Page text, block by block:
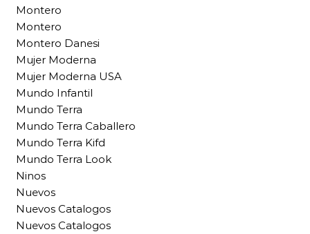
Montero
Montero
Montero Danesi
Mujer Moderna
Mujer Moderna USA
Mundo Infantil
Mundo Terra
Mundo Terra Caballero
Mundo Terra Kifd
Mundo Terra Look
Ninos
Nuevos
Nuevos Catalogos
Nuevos Catalogos